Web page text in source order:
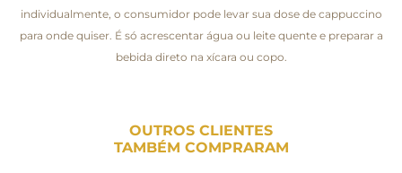
individualmente, o consumidor pode levar sua dose de cappuccino
para onde quiser. É só acrescentar água ou leite quente e preparar a
bebida direto na xícara ou copo.
OUTROS CLIENTES
TAMBÉM COMPRARAM